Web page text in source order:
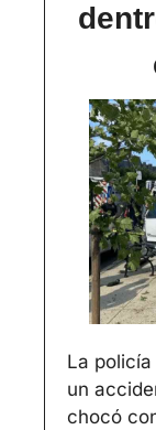
La
un
chocó